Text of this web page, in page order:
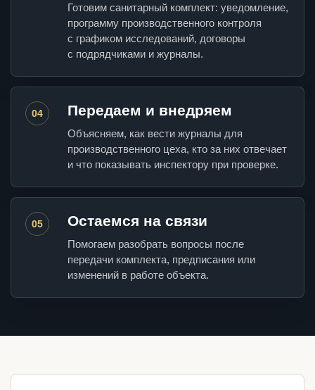
Готовим санитарный комплект: уведомление,
программу производственного контроля
с графиком исследований, договоры
с подрядчиками и журналы.
04 Передаем и внедряем
Объясняем, как вести журналы для
производственного цеха, кто за них отвечает
и что показывать инспектору при проверке.
05 Остаемся на связи
Помогаем разобрать вопросы после
передачи комплекта, предписания или
изменений в работе объекта.